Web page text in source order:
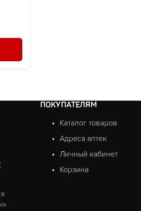
ПОКУПАТЕЛЯМ
Каталог товаров
Адреса аптек
Личный кабинет
Корзина